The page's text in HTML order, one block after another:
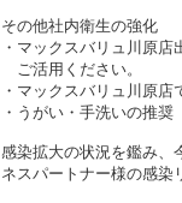
その他社内衛生の強化
・マックスバリュ川原店
ご活用ください。
・マックスバリュ川原店
・うがい・手洗いの推奨
感染拡大の状況を鑑み、
ネスパートナー様の感染